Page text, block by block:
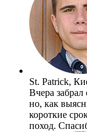
St. Patrick,
Вчера
но, как
короткие
поход.